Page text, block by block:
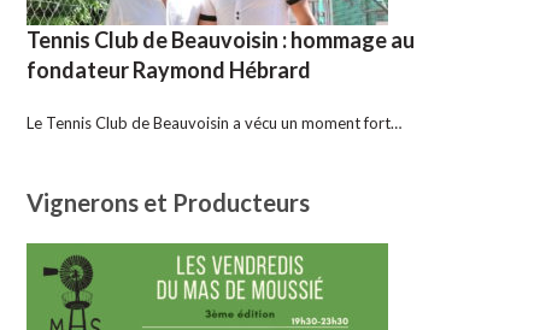
Tennis Club de Beauvoisin : hommage au
fondateur Raymond Hébrard
Le Tennis Club de Beauvoisin a vécu un moment fort…
Vignerons et Producteurs